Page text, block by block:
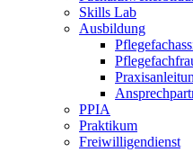
Skills Lab
Ausbildung
PPIA
Praktikum
Freiwilligendienst